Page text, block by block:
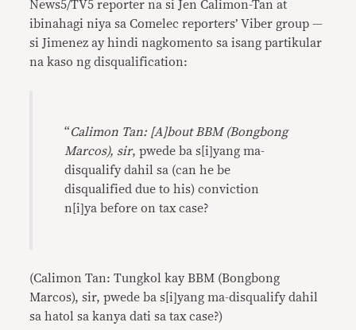
News5/TV5 reporter na si Jen Calimon-Tan at
ibinahagi niya sa Comelec reporters’ Viber group —
si Jimenez ay hindi nagkomento sa isang partikular
na kaso ng disqualification:
“Calimon Tan: [A]bout BBM (Bongbong
Marcos), sir, pwede ba s[i]yang ma-
disqualify dahil sa (can he be
disqualified due to his) conviction
n[i]ya before on tax case?
(Calimon Tan: Tungkol kay BBM (Bongbong
Marcos), sir, pwede ba s[i]yang ma-disqualify dahil
sa hatol sa kanya dati sa tax case?)